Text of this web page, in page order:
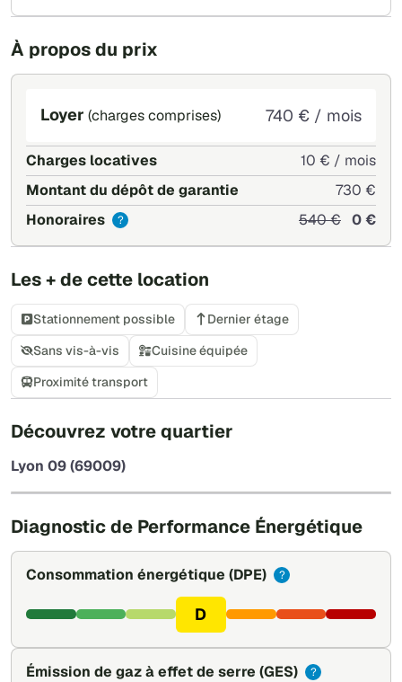
À propos du prix
Loyer (charges comprises) 740 € / mois
Charges locatives
10 € / mois
Montant du dépôt de garantie
730 €
Honoraires
? 540 € 0 €
Les + de cette location
Stationnement possible
Dernier étage
Sans vis-à-vis
Cuisine équipée
Proximité transport
Découvrez votre quartier
Lyon 09 (69009)
Diagnostic de Performance Énergétique
Consommation énergétique (DPE) ?
D
Émission de gaz à effet de serre (GES) ?